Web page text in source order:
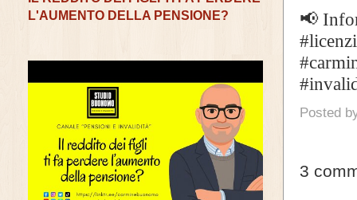
📢
Posted
3
L'AUMENTO DELLA PENSIONE?